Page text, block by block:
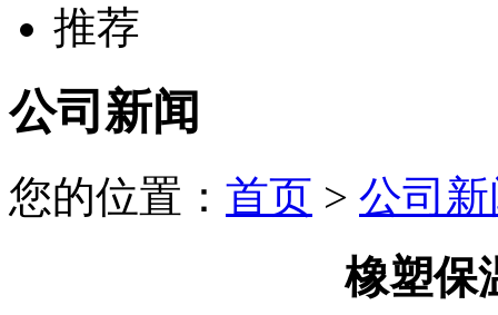
公司新闻
您的位置： 首页 > 公司
橡塑保